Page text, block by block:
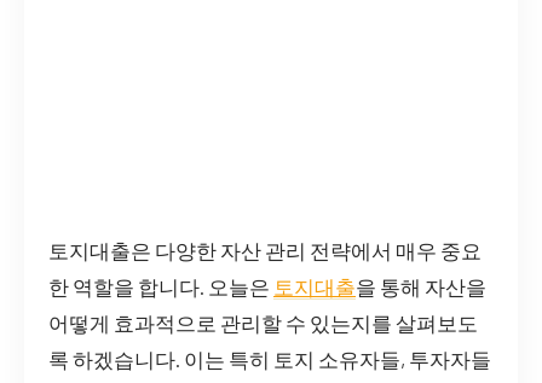
토지대출은 다양한 자산 관리 전략에서 매우 중요
한 역할을 합니다. 오늘은 토지대출을 통해 자산을
어떻게 효과적으로 관리할 수 있는지를 살펴보도
록 하겠습니다. 이는 특히 토지 소유자들, 투자자들